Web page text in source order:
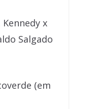
x
Salgado
(em